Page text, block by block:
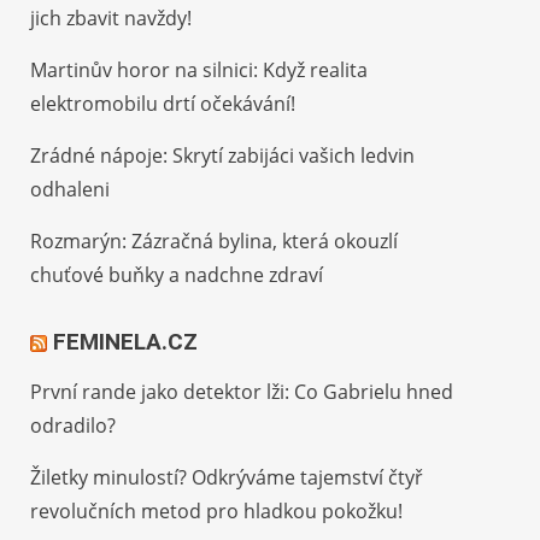
jich zbavit navždy!
Martinův horor na silnici: Když realita
elektromobilu drtí očekávání!
Zrádné nápoje: Skrytí zabijáci vašich ledvin
odhaleni
Rozmarýn: Zázračná bylina, která okouzlí
chuťové buňky a nadchne zdraví
FEMINELA.CZ
První rande jako detektor lži: Co Gabrielu hned
odradilo?
Žiletky minulostí? Odkrýváme tajemství čtyř
revolučních metod pro hladkou pokožku!